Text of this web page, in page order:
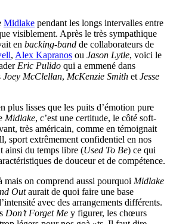
Midlake pendant les longs intervalles entre
visiblement. Après le très sympathique
en backing-band de collaborateurs de
, Alex Kapranos ou Jason Lytle, voici le
Eric Pulido qui a emmené dans
Joey McClellan, McKenzie Smith et Jesse
plus lisses que les puits d’émotion pure
Midlake, c’est une certitude, le côté soft-
très américain, comme en témoignait
sport extrêmement confidentiel en nos
ainsi du temps libre (Used To Be) ce qui
de douceur et de compétence.
mais on comprend aussi pourquoi Midlake
Outaurait de quoi faire une base
avec des arrangements différents.
Don’t Forget Me y figurer, les chœurs